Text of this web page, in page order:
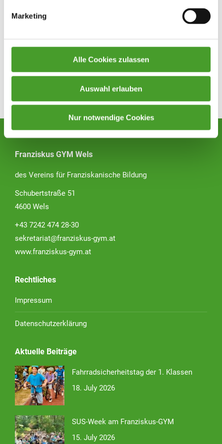
Marketing
Alle Cookies zulassen
Auswahl erlauben
Nur notwendige Cookies
Franziskus GYM Wels
des Vereins für Franziskanische Bildung
Schubertstraße 51
4600 Wels
+43 7242 474 28-30
sekretariat@franziskus-gym.at
www.franziskus-gym.at
Rechtliches
Impressum
Datenschutzerklärung
Aktuelle Beiträge
Fahrradsicherheitstag der 1. Klassen
18. July 2026
SUS-Week am Franziskus-GYM
15. July 2026